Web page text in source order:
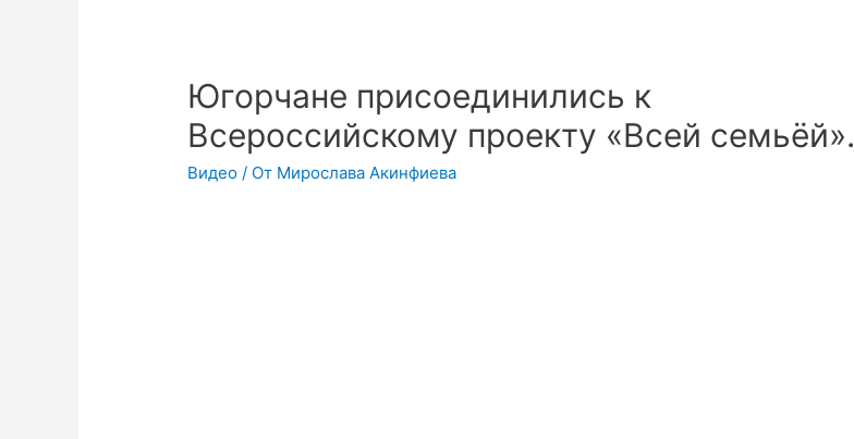
Югорчане присоединились к
Всероссийскому проекту «Всей семьёй».
Видео / От Мирослава Акинфиева